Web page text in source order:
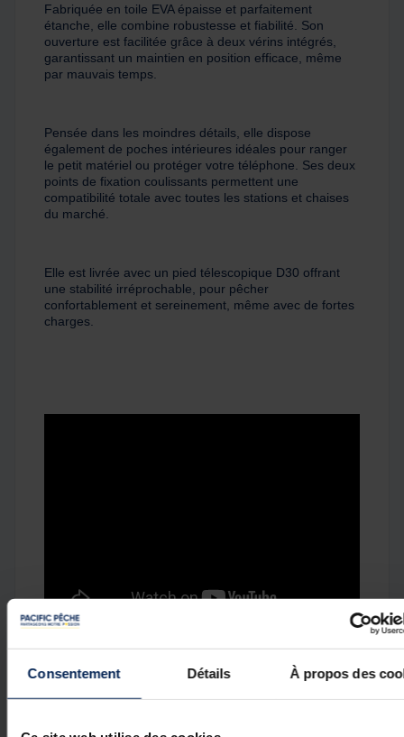
Consentement Détails À propos des
Fabriquée en toile EVA épaisse et parfaitement
étanche, elle combine robustesse et fiabilité. Son
ouverture est facilitée grâce à deux vérins intégrés,
garantissant un maintien en position efficace, même
par mauvais temps.
Pensée dans les moindres détails, elle dispose
également de poches intérieures idéales pour ranger
le petit matériel ou protéger votre téléphone. Ses deux
points de fixation coulissants permettent une
compatibilité totale avec toutes les stations et chaises
du marché.
Elle est livrée avec un pied télescopique D30 offrant
une stabilité irréprochable, pour pêcher
confortablement et sereinement, même avec de fortes
charges.
Détails